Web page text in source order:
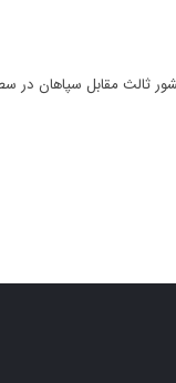
ثالث مقابل سپاهان